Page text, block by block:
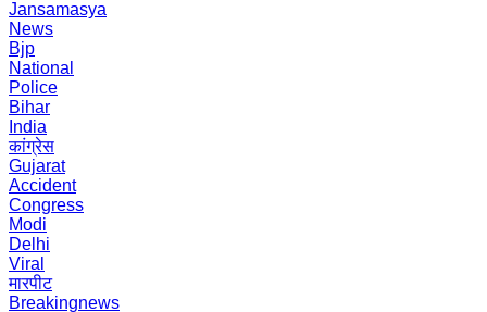
Jansamasya
News
Bjp
National
Police
Bihar
India
कांग्रेस
Gujarat
Accident
Congress
Modi
Delhi
Viral
मारपीट
Breakingnews